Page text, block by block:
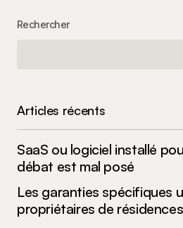
commentaire.
Submit Comment
Rechercher
Articles récents
SaaS ou logiciel installé
débat est mal posé
Les garanties spécifiques
propriétaires de